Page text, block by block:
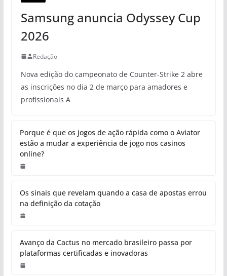
Samsung anuncia Odyssey Cup
2026
Redação
Nova edição do campeonato de Counter-Strike 2 abre
as inscrições no dia 2 de março para amadores e
profissionais A
Porque é que os jogos de ação rápida como o Aviator
estão a mudar a experiência de jogo nos casinos
online?
Os sinais que revelam quando a casa de apostas errou
na definição da cotação
Avanço da Cactus no mercado brasileiro passa por
plataformas certificadas e inovadoras